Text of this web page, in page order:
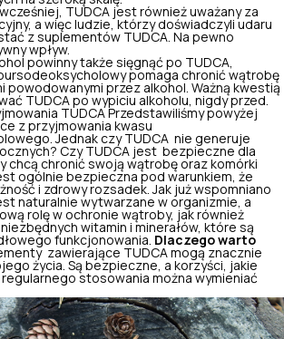
TUDCA jest również uważany za
a więc ludzie, którzy doświadczyli udaru
z suplementów TUDCA. Na pewno
wpływ.
powinny także sięgnąć po TUDCA,
pomaga chronić wątrobę
powodowanymi przez alkohol. Ważną kwestią
TUDCA po wypiciu alkoholu, nigdy przed.
TUDCA Przedstawiliśmy powyżej
z przyjmowania kwasu
Jednak czy TUDCA nie generuje
Czy TUDCA jest bezpieczne dla
chcą chronić swoją wątrobę oraz komórki
ogólnie bezpieczna pod warunkiem, że
i zdrowy rozsadek. Jak już wspomniano
naturalnie wytwarzane w organizmie, a
rolę w ochronie wątroby, jak również
niezbędnych witamin i minerałów, które są
funkcjonowania.
Dlaczego warto
zawierające TUDCA mogą znacznie
życia. Są bezpieczne, a korzyści, jakie
stosowania można wymieniać